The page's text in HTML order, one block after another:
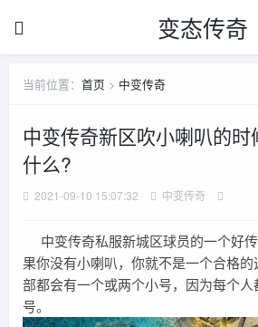
变态传奇
当前位置： 首页 > 中变传奇
中变传奇新区吹小喇叭的
什么?
2021-09-10 15:07:32 中变传奇
中变传奇私服新城区球员的一个好
果你没有小喇叭，你就不是一个合格
部都会有一个或两个小号，因为每个
号。